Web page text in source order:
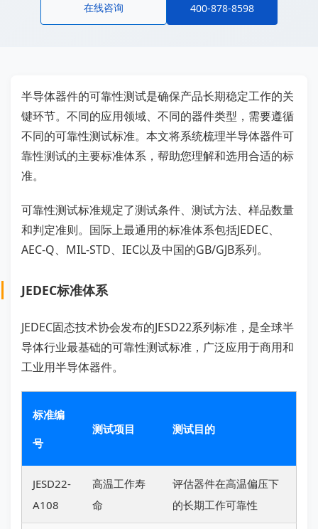
在线咨询 400-878-8598
半导体器件的可靠性测试是确保产品长期稳定工作的关
键环节。不同的应用领域、不同的器件类型，需要遵循
不同的可靠性测试标准。本文将系统梳理半导体器件可
靠性测试的主要标准体系，帮助您理解和选用合适的标
准。
可靠性测试标准规定了测试条件、测试方法、样品数量
和判定准则。国际上最通用的标准体系包括JEDEC、
AEC-Q、MIL-STD、IEC以及中国的GB/GJB系列。
JEDEC标准体系
JEDEC固态技术协会发布的JESD22系列标准，是全球半
导体行业最基础的可靠性测试标准，广泛应用于商用和
工业用半导体器件。
标准编
号
测试项目 测试目的
JESD22-
A108
高温工作寿
命
评估器件在高温偏压下
的长期工作可靠性